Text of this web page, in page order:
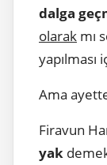
dalga
olarak mı
Ama
Firavun
yak